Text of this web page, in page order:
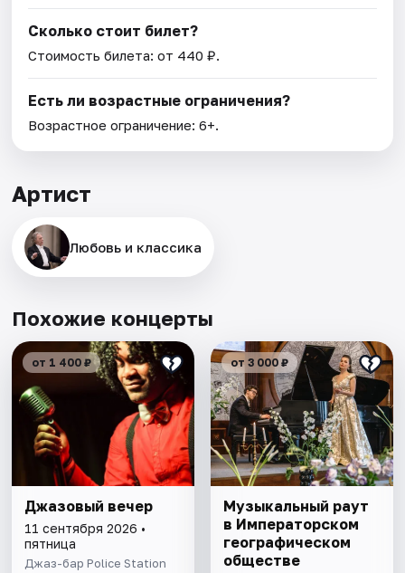
Сколько стоит билет?
Стоимость билета: от 440 ₽.
Есть ли возрастные ограничения?
Возрастное ограничение: 6+.
Артист
Любовь и классика
Похожие концерты
от 1 400 ₽
Джазовый вечер
11 сентября 2026 •
пятница
Джаз-бар Police Station
от 3 000 ₽
Музыкальный раут
в Императорском
географическом
обществе